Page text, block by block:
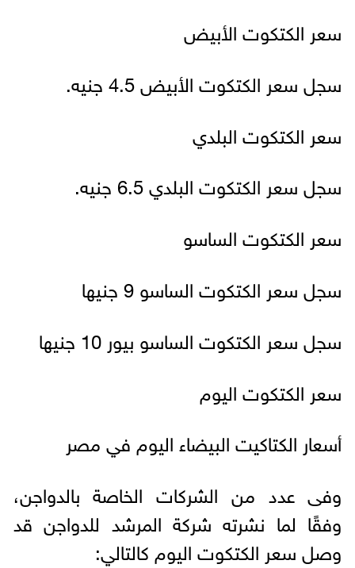
سعر الكتكوت الأبيض
سجل سعر الكتكوت الأبيض 4.5 جنيه.
سعر الكتكوت البلدي
سجل سعر الكتكوت البلدي 6.5 جنيه.
سعر الكتكوت الساسو
سجل سعر الكتكوت الساسو 9 جنيها
سجل سعر الكتكوت الساسو بيور 10 جنيها
سعر الكتكوت اليوم
أسعار الكتاكیت البیضاء الیوم في مصر
وفى عدد من الشركات الخاصة بالدواجن،
وفقًا لما نشرته شركة المرشد للدواجن قد
وصل سعر الكتكوت اليوم كالتالي: